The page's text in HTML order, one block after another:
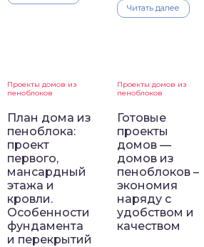
Читать далее
Проекты домов из
пеноблоков
План дома из
пеноблока:
проект
первого,
мансардный
этажа и
кровли.
Особенности
фундамента
и перекрытий
Проекты домов из
пеноблоков
Готовые
проекты
домов —
домов из
пеноблоков –
экономия
наряду с
удобством и
качеством